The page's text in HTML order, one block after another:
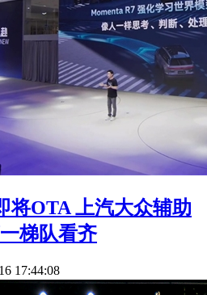
将OTA 上汽大众辅助
梯队看齐
17:44:08